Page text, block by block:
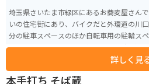
埼玉県さいたま市緑区にあるお蕎麦屋さん
いの住宅街にあり、バイクだと外環道の川
分の駐車スペースのほか自転車用の駐輪ス
ないでしょう。地元の人気店で、昼時は混
詳しく見
本手打ち そば蔵